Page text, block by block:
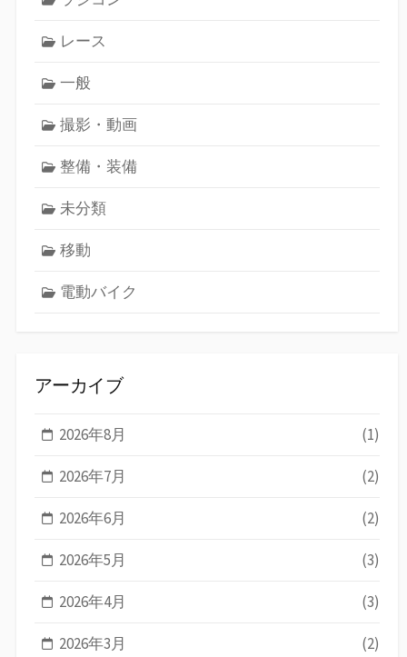
レース
一般
撮影・動画
整備・装備
未分類
移動
電動バイク
アーカイブ
2026年8月 (1)
2026年7月 (2)
2026年6月 (2)
2026年5月 (3)
2026年4月 (3)
2026年3月 (2)